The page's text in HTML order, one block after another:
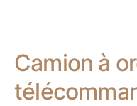
Camion à